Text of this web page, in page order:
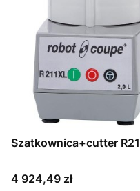
Szatkownica+cutter
Cena
4 924,49 zł